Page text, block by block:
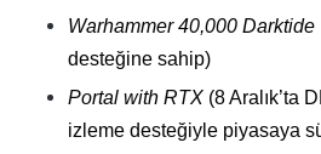
Warhammer 40,000 Darktide
desteğine sahip)
Portal with RTX (8 Aralık’ta
izleme desteğiyle piyasaya